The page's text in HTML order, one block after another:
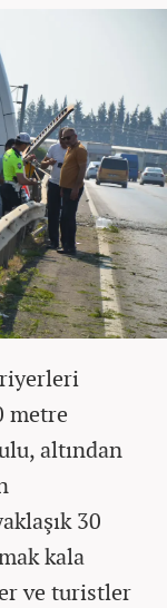
metre
altından
30
kala
ve turistler